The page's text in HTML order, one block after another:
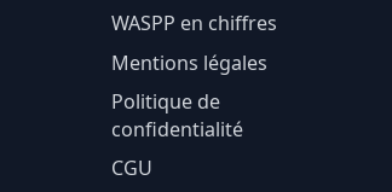
WASPP en chiffres
Mentions légales
Politique de
confidentialité
CGU